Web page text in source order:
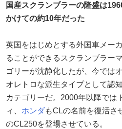
国産スクランブラーの隆盛は
かけての約10年だった
英国をはじめとする外国車メー
ることができるスクランブラー
ゴリーが沈静化したが、今では
オレトロな派生タイプとして認
カテゴリーだ。2000年以降では
ィ、 ホンダもCLの名前を復活さ
のCL250を登場させている。